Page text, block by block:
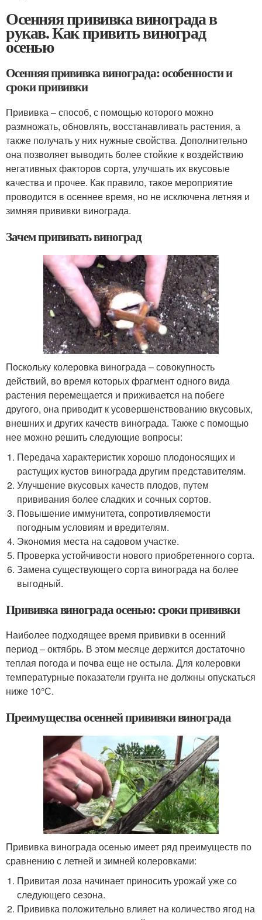
Осенняя прививка винограда в
рукав. Как привить виноград
осенью
Осенняя прививка винограда: особенности и
сроки прививки
Прививка – способ, с помощью которого можно
размножать, обновлять, восстанавливать растения, а
также получать у них нужные свойства. Дополнительно
она позволяет выводить более стойкие к воздействию
негативных факторов сорта, улучшать их вкусовые
качества и прочее. Как правило, такое мероприятие
проводится в осеннее время, но не исключена летняя и
зимняя прививки винограда.
Зачем прививать виноград
Поскольку колеровка винограда – совокупность
действий, во время которых фрагмент одного вида
растения перемещается и приживается на побеге
другого, она приводит к усовершенствованию вкусовых,
внешних и других качеств винограда. Также с помощью
нее можно решить следующие вопросы:
Передача характеристик хорошо плодоносящих и
растущих кустов винограда другим представителям.
Улучшение вкусовых качеств плодов, путем
прививания более сладких и сочных сортов.
Повышение иммунитета, сопротивляемости
погодным условиям и вредителям.
Экономия места на садовом участке.
Проверка устойчивости нового приобретенного сорта.
Замена существующего сорта винограда на более
выгодный.
Прививка винограда осенью: сроки прививки
Наиболее подходящее время прививки в осенний
период – октябрь. В этом месяце держится достаточно
теплая погода и почва еще не остыла. Для колеровки
температурные показатели грунта не должны опускаться
ниже 10°С.
Преимущества осенней прививки винограда
Прививка винограда осенью имеет ряд преимуществ по
сравнению с летней и зимней колеровками:
Привитая лоза начинает приносить урожай уже со
следующего сезона.
Прививка положительно влияет на количество ягод на